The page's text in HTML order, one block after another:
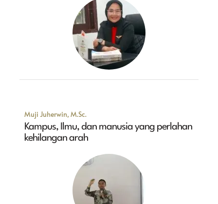
Muji Juherwin, M.Sc.
Kampus, Ilmu, dan manusia yang perlahan
kehilangan arah